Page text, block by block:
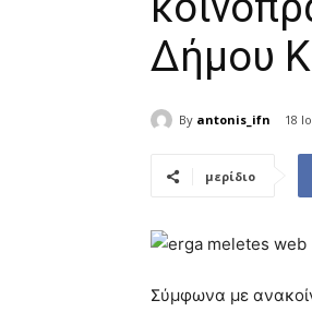
Δήμου
By antonis_ifn 18
μερίδιο
Σύμφωνα με